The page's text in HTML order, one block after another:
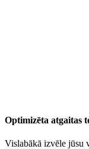
Optimizēta atgaitas
Vislabākā izvēle jūsu